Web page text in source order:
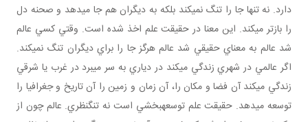
دارد. نه تنها جا را تنگ نمي کند بلکه به ديگران هم جا مي دهد و صحنه دل
را بازتر مي کند. اين معنا در حقيقت علم اخذ شده است. وقتي کسي عالم
شد عالم به معناي حقيقي شد عالم هرگز جا را براي ديگران تنگ نمي کند.
اگر عالمي در شهري زندگي مي کند در دياري به سر مي برد در غرب يا شرقي
زندگي مي کند آن فضا و مکان را، آن زمان و زمين را آن تاريخ و جغرافيا را
توسعه مي دهد. حقيقت علم توسعه بخشي است نه تنگ نظري. عالم چون از